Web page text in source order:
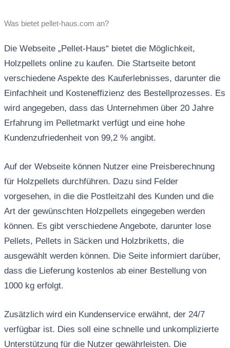
Was bietet pellet-haus.com an?
Die Webseite „Pellet-Haus“ bietet die Möglichkeit,
Holzpellets online zu kaufen. Die Startseite betont
verschiedene Aspekte des Kauferlebnisses, darunter die
Einfachheit und Kosteneffizienz des Bestellprozesses. Es
wird angegeben, dass das Unternehmen über 20 Jahre
Erfahrung im Pelletmarkt verfügt und eine hohe
Kundenzufriedenheit von 99,2 % angibt.
Auf der Webseite können Nutzer eine Preisberechnung
für Holzpellets durchführen. Dazu sind Felder
vorgesehen, in die die Postleitzahl des Kunden und die
Art der gewünschten Holzpellets eingegeben werden
können. Es gibt verschiedene Angebote, darunter lose
Pellets, Pellets in Säcken und Holzbriketts, die
ausgewählt werden können. Die Seite informiert darüber,
dass die Lieferung kostenlos ab einer Bestellung von
1000 kg erfolgt.
Zusätzlich wird ein Kundenservice erwähnt, der 24/7
verfügbar ist. Dies soll eine schnelle und unkomplizierte
Unterstützung für die Nutzer gewährleisten. Die